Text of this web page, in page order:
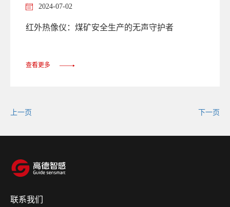
2024-07-02
红外热像仪：煤矿安全生产的无声守护者
查看更多
上一页 下一页
联系我们